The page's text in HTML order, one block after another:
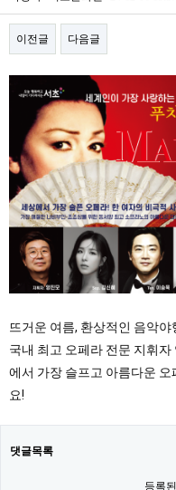
이전글 다음글
뜨거운 여름, 환상적인 음악야
국내 최고 오페라 전문 지휘
에서 가장 슬프고 아름다운
요!
댓글목록
등록